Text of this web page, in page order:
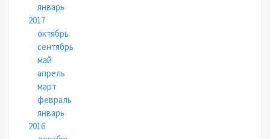
январь
2017
октябрь
сентябрь
май
апрель
март
февраль
январь
2016